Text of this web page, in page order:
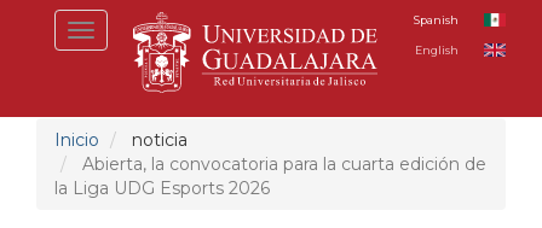
Toggle
navigation
Spanish
English
Inicio
noticia
Abierta, la convocatoria para la cuarta edición de
la Liga UDG Esports 2026